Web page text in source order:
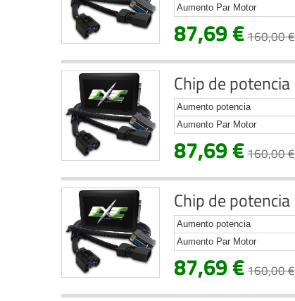
Aumento Par Motor
87,69 €160,00 €
Chip de
Aumento potencia
Aumento Par Motor
87,69 €160,00 €
Chip de
Aumento potencia
Aumento Par Motor
87,69 €160,00 €